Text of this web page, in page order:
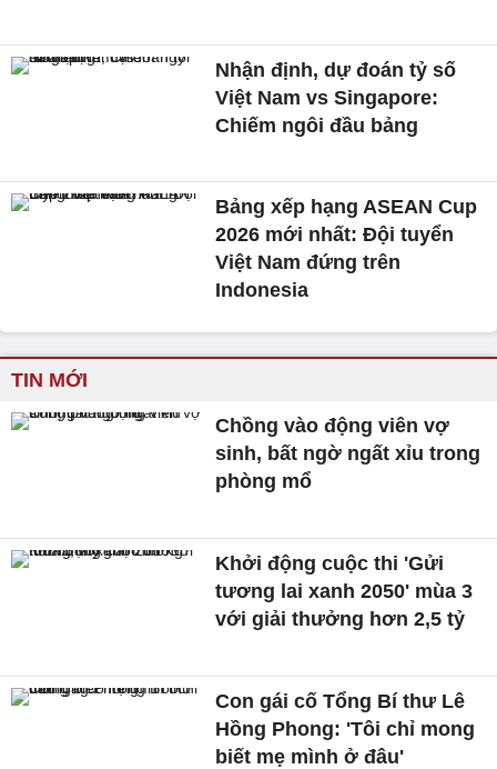
Nhận định, dự đoán tỷ số
Việt Nam vs Singapore:
Chiếm ngôi đầu bảng
Bảng xếp hạng ASEAN Cup
2026 mới nhất: Đội tuyển
Việt Nam đứng trên
Indonesia
TIN MỚI
Chồng vào động viên vợ
sinh, bất ngờ ngất xỉu trong
phòng mổ
Khởi động cuộc thi 'Gửi
tương lai xanh 2050' mùa 3
với giải thưởng hơn 2,5 tỷ
Con gái cố Tổng Bí thư Lê
Hồng Phong: 'Tôi chỉ mong
biết mẹ mình ở đâu'